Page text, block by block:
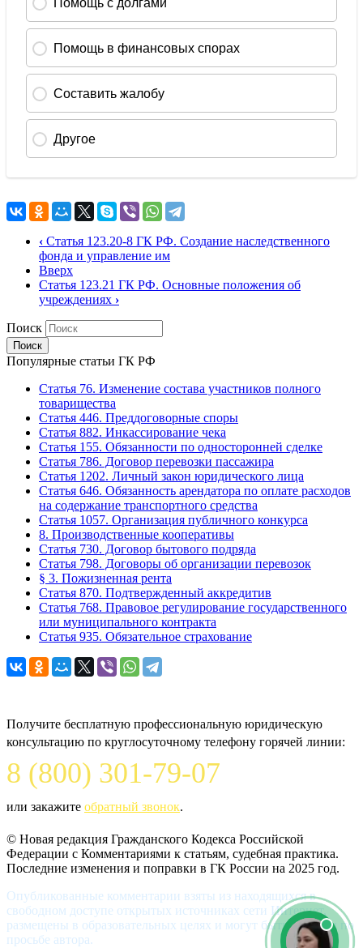
‹ Статья 123.20-8 ГК РФ. Создание наследственного
фонда и управление им
Вверх
Статья 123.21 ГК РФ. Основные положения об
учреждениях ›
Поиск
Популярные статьи ГК РФ
Статья 76. Изменение состава участников полного
товарищества
Статья 446. Преддоговорные споры
Статья 882. Инкассирование чека
Статья 155. Обязанности по односторонней сделке
Статья 786. Договор перевозки пассажира
Статья 1202. Личный закон юридического лица
Статья 646. Обязанность арендатора по оплате расходов
на содержание транспортного средства
Статья 1057. Организация публичного конкурса
8. Производственные кооперативы
Статья 730. Договор бытового подряда
Статья 798. Договоры об организации перевозок
§ 3. Пожизненная рента
Статья 870. Подтвержденный аккредитив
Статья 768. Правовое регулирование государственного
или муниципального контракта
Статья 935. Обязательное страхование
Получите бесплатную профессиональную юридическую
консультацию по круглосуточному телефону горячей линии:
8 (800) 301-79-07
или закажите обратный звонок.
© Новая редакция Гражданского Кодекса Российской
Федерации c Комментариями к статьям, судебная практика.
Последние изменения и поправки в ГК России на 2025 год.
Опубликованные комментарии взяты из находящихся в
свободном доступе открытых источниках сети Интернет,
размещены в образовательных целях и могут быть удалены по
просьбе автора.